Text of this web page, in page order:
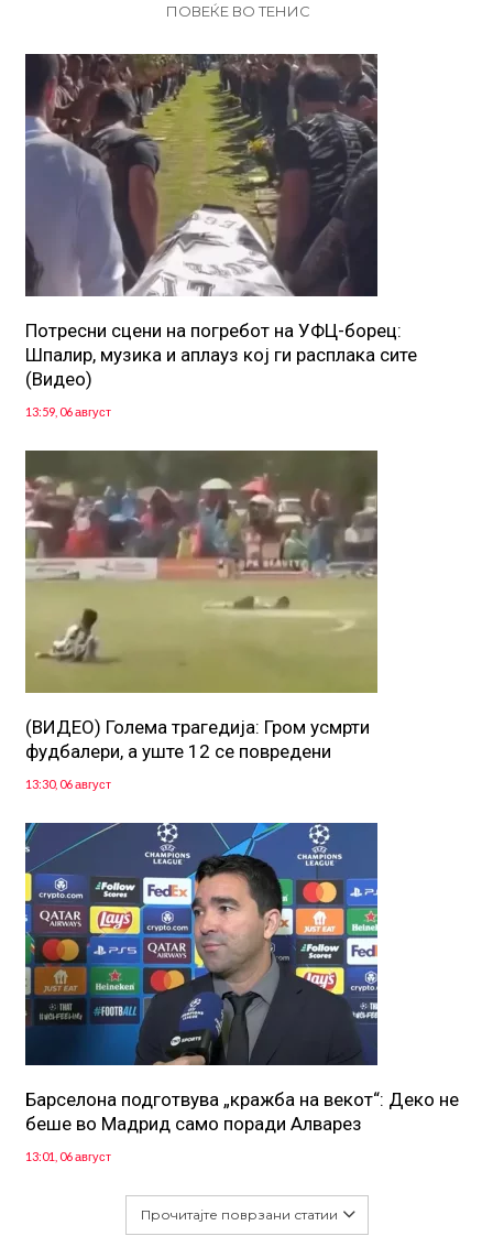
ПОВЕЌЕ ВО ТЕНИС
Потресни сцени на погребот на УФЦ-борец:
Шпалир, музика и аплауз кој ги расплака сите
(Видео)
13:59, 06 август
(ВИДЕО) Голема трагедија: Гром усмрти
фудбалери, а уште 12 се повредени
13:30, 06 август
Барселона подготвува „кражба на векот“: Деко не
беше во Мадрид само поради Алварез
13:01, 06 август
Прочитајте поврзани статии